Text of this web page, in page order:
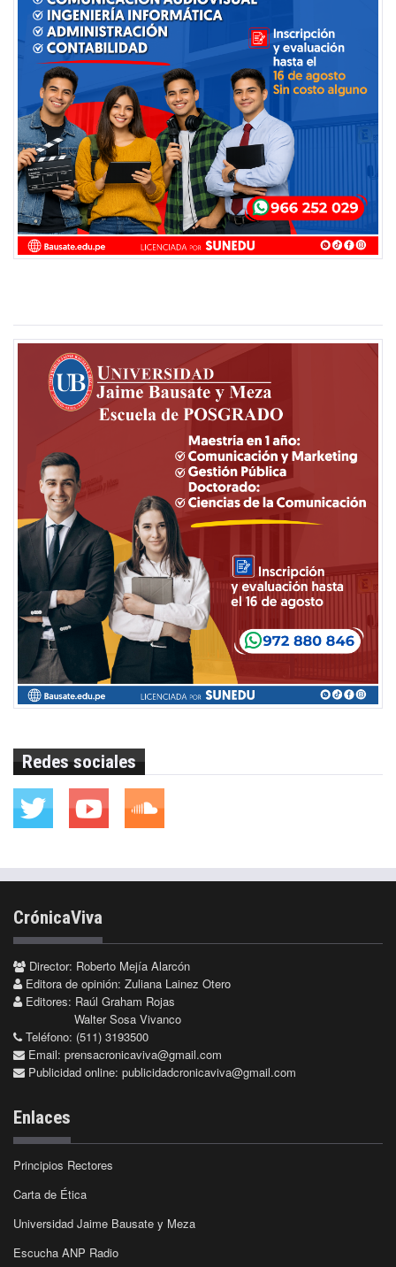
Redes sociales
CrónicaViva
Director: Roberto Mejía Alarcón
Editora de opinión: Zuliana Lainez Otero
Editores: Raúl Graham Rojas
Walter Sosa Vivanco
Teléfono: (511) 3193500
Email: prensacronicaviva@gmail.com
Publicidad online: publicidadcronicaviva@gmail.com
Enlaces
Principios Rectores
Carta de Ética
Universidad Jaime Bausate y Meza
Escucha ANP Radio